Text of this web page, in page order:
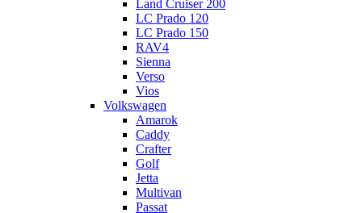
Land Cruiser 200
LC Prado 120
LC Prado 150
RAV4
Sienna
Verso
Vios
Volkswagen
Amarok
Caddy
Crafter
Golf
Jetta
Multivan
Passat